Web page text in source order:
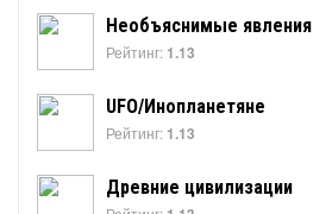
Необъяснимые явления
Рейтинг: 1.13
UFO/Инопланетяне
Рейтинг: 1.13
Древние цивилизации